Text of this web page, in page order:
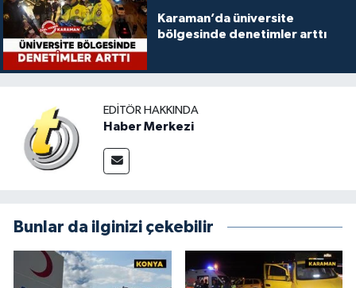
Karaman’da üniversite
bölgesinde denetimler arttı
EDITÖR HAKKINDA
Haber Merkezi
Bunlar da ilginizi çekebilir